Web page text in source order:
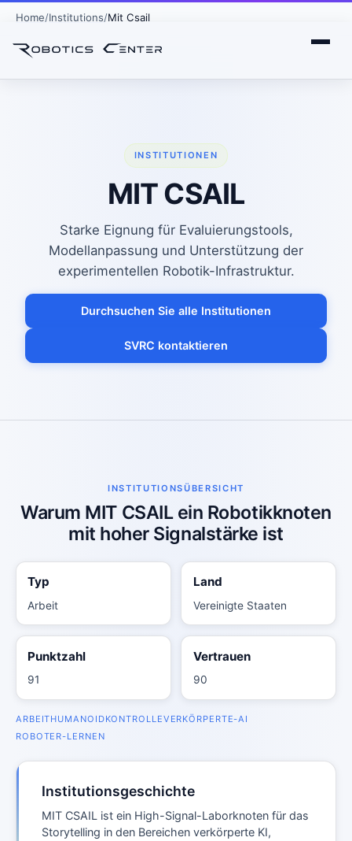
Home Institutions Mit Csail
INSTITUTIONEN
MIT CSAIL
Starke Eignung für Evaluierungstools,
Modellanpassung und Unterstützung der
experimentellen Robotik-Infrastruktur.
Durchsuchen Sie alle Institutionen
SVRC kontaktieren
INSTITUTIONSÜBERSICHT
Warum MIT CSAIL ein Robotikknoten
mit hoher Signalstärke ist
Typ
Arbeit
Land
Vereinigte Staaten
Punktzahl
91
Vertrauen
90
ARBEITHUMANOIDKONTROLLEVERKÖRPERTE-AI
ROBOTER-LERNEN
Institutionsgeschichte
MIT CSAIL ist ein High-Signal-Laborknoten für das
Storytelling in den Bereichen verkörperte KI,